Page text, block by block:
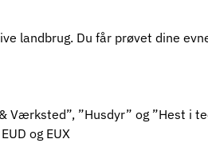
landbrug. Du får prøvet dine
Værksted”, ”Husdyr” og ”Hest i
og EUX